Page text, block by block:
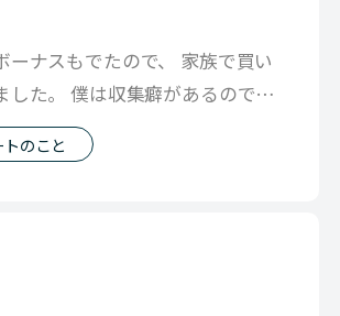
ーナスもでたので、 家族で買い
した。 僕は収集癖があるので、
うと 物は貯める方が好き
のこと